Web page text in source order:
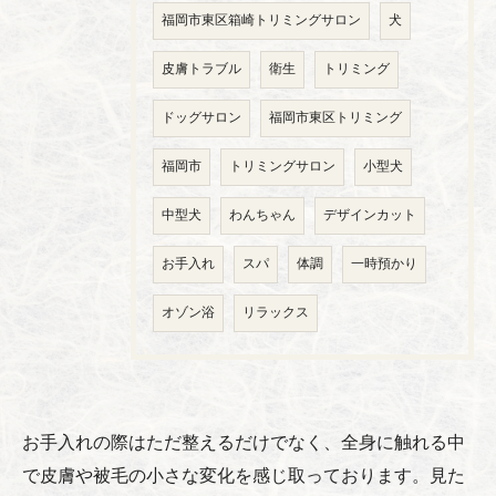
福岡市東区箱崎トリミングサロン 犬
皮膚トラブル 衛生 トリミング
ドッグサロン 福岡市東区トリミング
福岡市 トリミングサロン 小型犬
中型犬 わんちゃん デザインカット
お手入れ スパ 体調 一時預かり
オゾン浴 リラックス
お手入れの際はただ整えるだけでなく、全身に触れる中
で皮膚や被毛の小さな変化を感じ取っております。見た